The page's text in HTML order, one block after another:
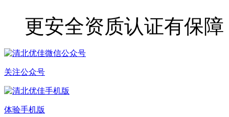
更安全资质认证有保障
关注公众号
体验手机版